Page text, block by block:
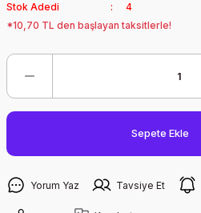
Stok Adedi
4
*10,70 TL den başlayan taksitlerle!
Sepete Ekle
Yorum Yaz Tavsiye Et